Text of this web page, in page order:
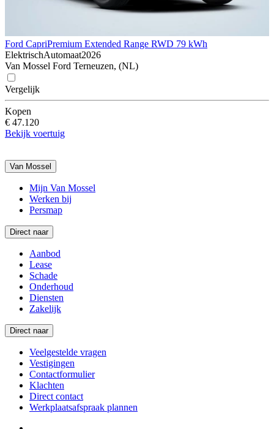
Ford CapriPremium Extended Range RWD 79 kWh
ElektrischAutomaat2026
Van Mossel Ford Terneuzen, (NL)
Vergelijk
Kopen
€ 47.120
Bekijk voertuig
Van Mossel
Mijn Van Mossel
Werken bij
Persmap
Direct naar
Aanbod
Lease
Schade
Onderhoud
Diensten
Zakelijk
Direct naar
Veelgestelde vragen
Vestigingen
Contactformulier
Klachten
Direct contact
Werkplaatsafspraak plannen